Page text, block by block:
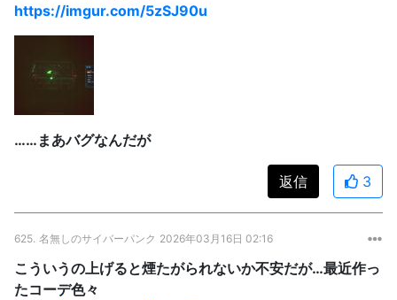
https://imgur.com/5zSJ90u
……まあバグなんだが
返信 3
625. 名無しのサイバーパンク 2026年03月16日 02:16
こういうの上げると煙たがられないか不安だが…最近作っ
たコーデ色々